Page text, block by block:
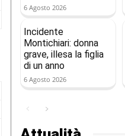
6 Agosto 2026
Incidente
Montichiari: donna
grave, illesa la figlia
di un anno
6 Agosto 2026